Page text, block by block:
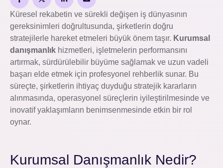
Küresel rekabetin ve sürekli değişen iş dünyasının
gereksinimleri doğrultusunda, şirketlerin doğru
stratejilerle hareket etmeleri büyük önem taşır. Kurumsal
danışmanlık hizmetleri, işletmelerin performansını
artırmak, sürdürülebilir büyüme sağlamak ve uzun vadeli
başarı elde etmek için profesyonel rehberlik sunar. Bu
süreçte, şirketlerin ihtiyaç duyduğu stratejik kararların
alınmasında, operasyonel süreçlerin iyileştirilmesinde ve
inovatif yaklaşımların benimsenmesinde etkin bir rol
oynar.
Kurumsal Danışmanlık Nedir?